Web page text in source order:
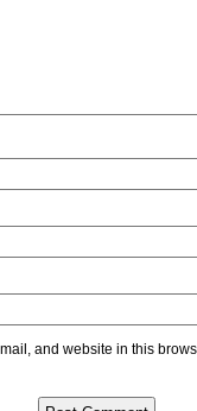
and website in this